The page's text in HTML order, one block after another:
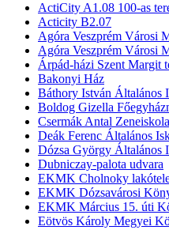
ActiCity A1.08 100-as
Acticity B2.07
Agóra Veszprém Városi
Agóra Veszprém Városi
Árpád-házi Szent Margit
Bakonyi Ház
Báthory István Általános
Boldog Gizella
Csermák Antal Zeneiskola
Deák Ferenc Általános
Dózsa György Általános
Dubniczay-palota udvara
EKMK Cholnoky
EKMK Dózsavárosi
EKMK Március 15. úti
Eötvös Károly Megyei